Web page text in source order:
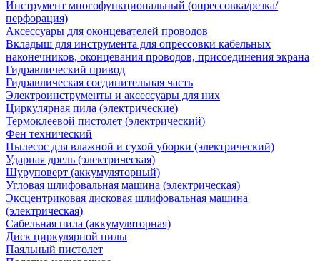
Инструмент многофункциональный (опрессовка/резка/
перфорация)
Аксессуары для оконцевателей проводов
Вкладыш для инструмента для опрессовки кабельных
наконечников, оконцевания проводов, присоединения экрана
Гидравлический привод
Гидравлическая соединительная часть
Электроинструменты и аксессуары для них
Циркулярная пила (электрические)
Термоклеевой пистолет (электрический)
Фен технический
Пылесос для влажной и сухой уборки (электрический)
Ударная дрель (электрическая)
Шуруповерт (аккумуляторный)
Угловая шлифовальная машина (электрическая)
Эксцентриковая дисковая шлифовальная машина
(электрическая)
Сабельная пила (аккумуляторная)
Диск циркулярной пилы
Паяльный пистолет